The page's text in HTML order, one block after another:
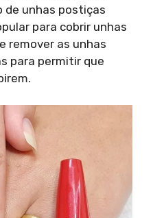
de unhas postiças
para cobrir unhas
remover as unhas
para permitir que